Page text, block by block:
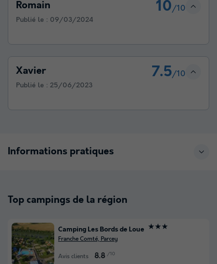
Romain 10/10
Publié le : 09/03/2024
Xavier 7.5/10
Publié le : 25/06/2023
Informations pratiques
Top campings de la région
Camping Les Bords de Loue ★★★
Franche Comté, Parcey
Avis clients 8.8 /10